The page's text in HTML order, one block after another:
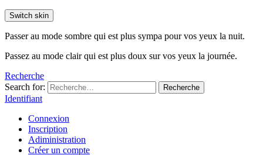
Switch skin
Passer au mode sombre qui est plus sympa pour vos yeux la nuit.
Passez au mode clair qui est plus doux sur vos yeux la journée.
Recherche
Search for:
Recherche
Identifiant
Connexion
Inscription
Adiministration
Créer un compte